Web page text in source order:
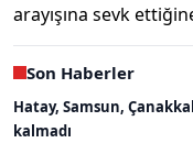
arayışına sevk
Son Haberler
Hatay, Samsun,
kalmadı